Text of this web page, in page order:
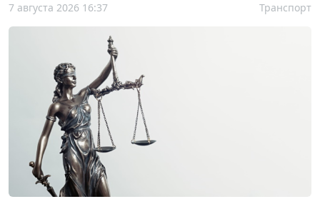
7 августа 2026 16:37 Транспорт